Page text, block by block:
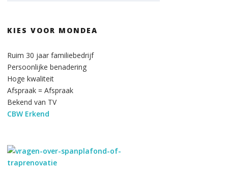
KIES VOOR MONDEA
Ruim 30 jaar familiebedrijf
Persoonlijke benadering
Hoge kwaliteit
Afspraak = Afspraak
Bekend van TV
CBW Erkend